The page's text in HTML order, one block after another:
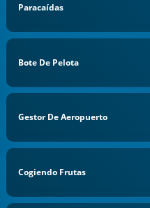
Paracaídas
Bote De Pelota
Gestor De Aeropuerto
Cogiendo Frutas